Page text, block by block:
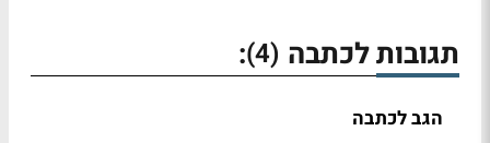
תגובות לכתבה (4)
:
הגב לכתבה